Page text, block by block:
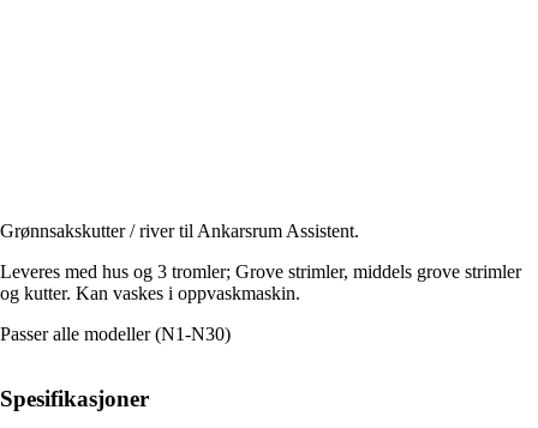
Grønnsakskutter / river til Ankarsrum Assistent.
Leveres med hus og 3 tromler; Grove strimler, middels grove strimler
og kutter. Kan vaskes i oppvaskmaskin.
Passer alle modeller (N1-N30)
Spesifikasjoner